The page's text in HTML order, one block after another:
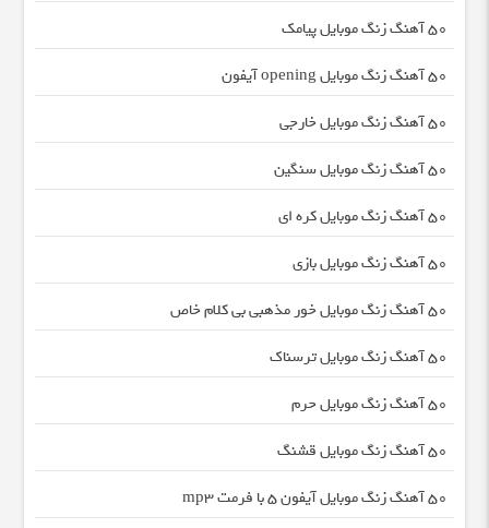
50 آهنگ زنگ موبایل پیامک
50 آهنگ زنگ موبایل opening آیفون
50 آهنگ زنگ موبایل خارجی
50 آهنگ زنگ موبایل سنگین
50 آهنگ زنگ موبایل کره ای
50 آهنگ زنگ موبایل بازی
50 آهنگ زنگ موبایل خور مذهبی بی کلام خاص
50 آهنگ زنگ موبایل ترسناک
50 آهنگ زنگ موبایل حرم
50 آهنگ زنگ موبایل قشنگ
50 آهنگ زنگ موبایل آیفون 5 با فرمت mp3